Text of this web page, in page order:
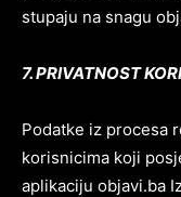
stupaju na snagu
7. PRIVATNOST
Podatke iz procesa
korisnicima koji
aplikaciju objavi.ba